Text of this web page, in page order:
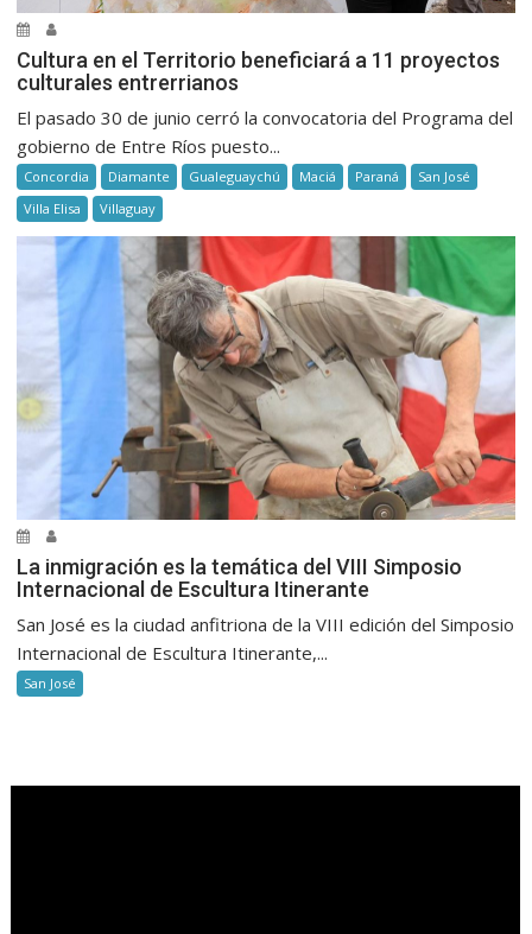
Cultura en el Territorio beneficiará a 11 proyectos
culturales entrerrianos
El pasado 30 de junio cerró la convocatoria del Programa del
gobierno de Entre Ríos puesto...
Concordia Diamante Gualeguaychú Maciá Paraná
San José
Villa Elisa
Villaguay
La inmigración es la temática del VIII Simposio
Internacional de Escultura Itinerante
San José es la ciudad anfitriona de la VIII edición del Simposio
Internacional de Escultura Itinerante,...
San José